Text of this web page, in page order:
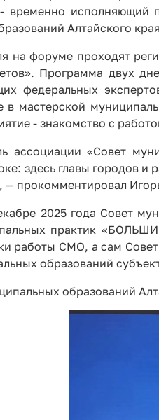
временно исполняющий
Алтайского
на форуме проходят
Программа двух
федеральных
в мастерской
- знакомство с
ассоциации «Совет
здесь главы городов
— прокомментировал
2025 года Совет
практик
работы СМО, а сам
образований
образований